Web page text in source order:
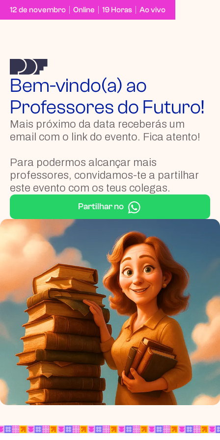
12 de novembro Online 19 Horas Ao vivo
Bem-vindo(a) ao
Professores do Futuro!
Mais próximo da data receberás um
email com o link do evento. Fica atento!
Para podermos alcançar mais
professores, convidamos-te a partilhar
este evento com os teus colegas.
Partilhar no